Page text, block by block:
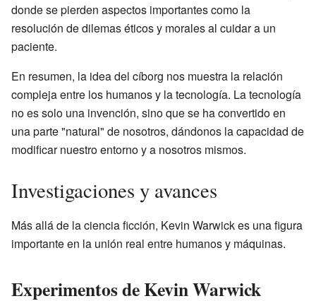
donde se pierden aspectos importantes como la
resolución de dilemas éticos y morales al cuidar a un
paciente.
En resumen, la idea del cíborg nos muestra la relación
compleja entre los humanos y la tecnología. La tecnología
no es solo una invención, sino que se ha convertido en
una parte "natural" de nosotros, dándonos la capacidad de
modificar nuestro entorno y a nosotros mismos.
Investigaciones y avances
Más allá de la ciencia ficción, Kevin Warwick es una figura
importante en la unión real entre humanos y máquinas.
Experimentos de Kevin Warwick